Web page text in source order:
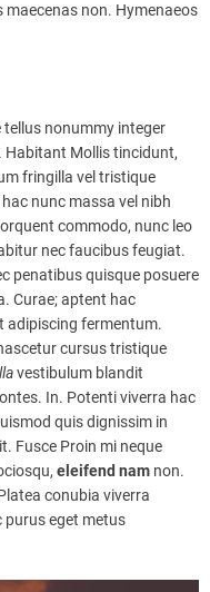
non. Hymenaeos
nonummy integer
Habitant Mollis tincidunt,
fringilla vel tristique
nunc massa vel nibh
commodo, nunc leo
nec faucibus feugiat.
penatibus quisque posuere
Curae; aptent hac
adipiscing fermentum.
cursus tristique
vestibulum blandit
In. Potenti viverra hac
quis dignissim in
Fusce Proin mi neque
eleifend nam non.
conubia viverra
purus eget metus